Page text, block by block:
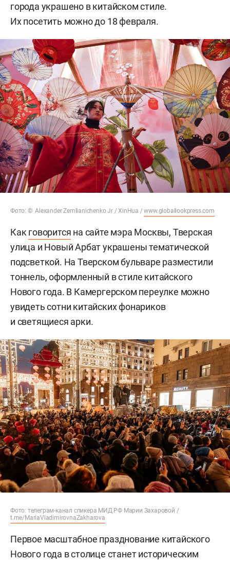
города украшено в китайском стиле.
Их посетить можно до 18 февраля.
Фото: © Alexander Zemlianichenko Jr / XinHua /www.globallookpress.com
Как говорится на сайте мэра Москвы, Тверская
улица и Новый Арбат украшены тематической
подсветкой. На Тверском бульваре разместили
тоннель, оформленный в стиле китайского
Нового года. В Камергерском переулке можно
увидеть сотни китайских фонариков
и светящиеся арки.
Фото: телеграм-канал спикера МИД РФ Марии Захаровой /
t.me/MariaVladimirovnaZakharova
Первое масштабное празднование китайского
Нового года в столице станет историческим